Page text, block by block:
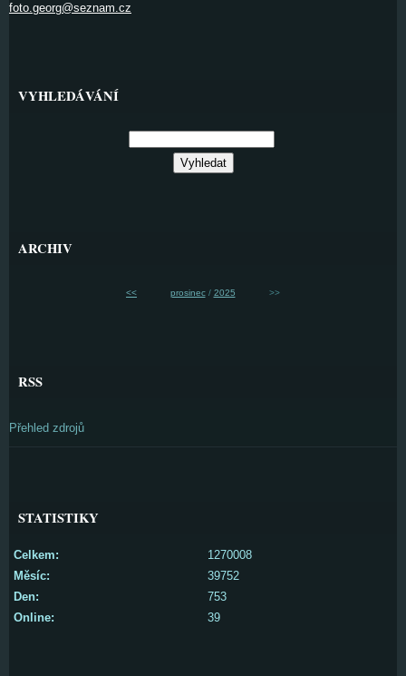
foto.georg@seznam.cz
VYHLEDÁVÁNÍ
ARCHIV
<< prosinec/ 2025 >>
RSS
Přehled zdrojů
STATISTIKY
Online: 39
Celkem:
1270008
Měsíc:
39752
Den:
753